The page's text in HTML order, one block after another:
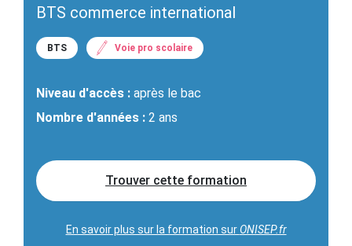
BTS commerce international
BTS Voie pro scolaire
Niveau d'accès : après le bac
Nombre d'années : 2 ans
Trouver cette formation
En savoir plus sur la formation surONISEP.fr